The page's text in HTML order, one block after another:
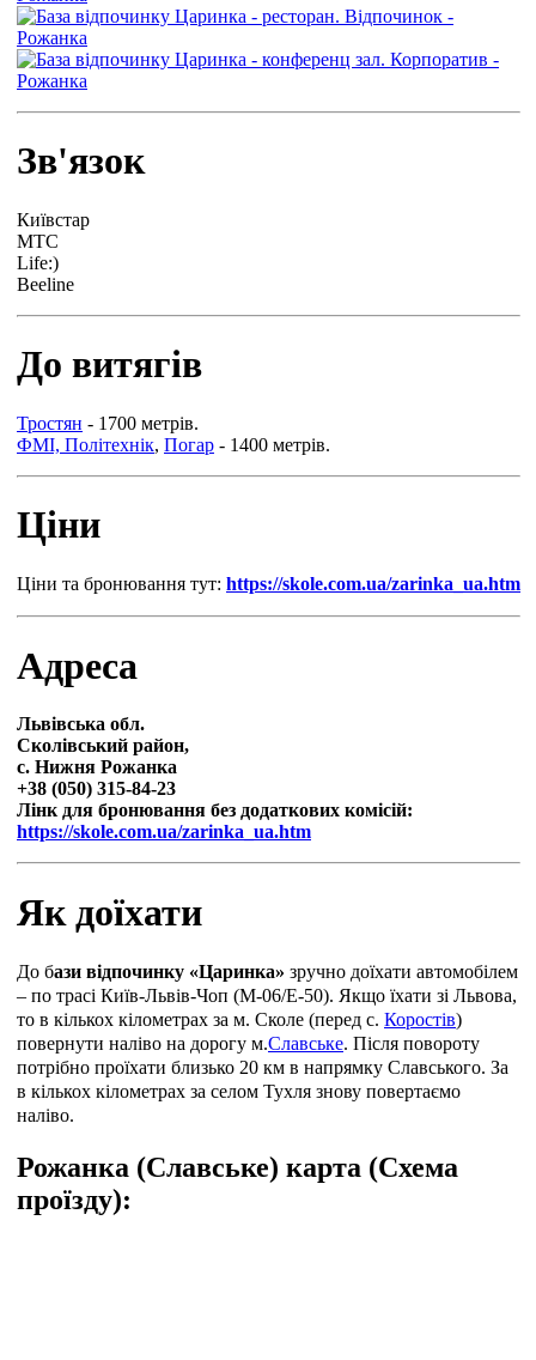
Зв'язок
Київстар
МТС
Life:)
Beeline
До витягів
Тростян - 1700 метрів.
ФМІ, Політехнік, Погар - 1400 метрів.
Ціни
Ціни та бронювання тут: https://skole.com.ua/zarinka_ua.htm
Адреса
Львівська обл.
Сколівський район,
с. Нижня Рожанка
+38 (050) 315-84-23
Лінк для бронювання без додаткових комісій:
https://skole.com.ua/zarinka_ua.htm
Як доїхати
До бази відпочинку «Царинка» зручно доїхати автомобілем
– по трасі Київ-Львів-Чоп (М-06/Е-50). Якщо їхати зі Львова,
то в кількох кілометрах за м. Сколе (перед с. Коростів)
повернути наліво на дорогу м.Славське. Після повороту
потрібно проїхати близько 20 км в напрямку Славського. За
в кількох кілометрах за селом Тухля знову повертаємо
наліво.
Рожанка (Славське) карта (Схема
проїзду):